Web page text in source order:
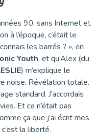
90, sans Internet et
à l’époque, c’était le
les barrés ? », en
Youth, et qu’Alex (du
) m’explique le
noise. Révélation totale.
standard. J’accordais
Et ce n’était pas
ça que j’ai écrit mes
c’est la liberté.